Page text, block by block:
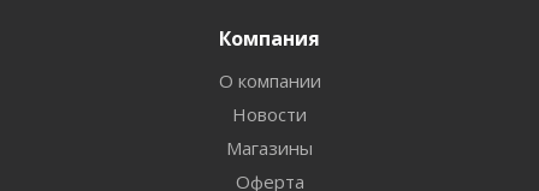
Компания
О компании
Новости
Магазины
Оферта